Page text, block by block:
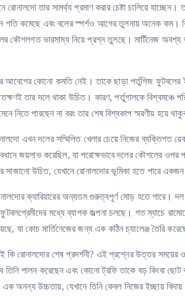
রোনালদো তার সামর্থ্য প্রমাণ করার চেষ্টা চালিয়ে
গতি কমেছে এবং বলের স্পর্শও আগের তুলনায় অনেক কম।
কৌশলগত ভারসাম্য নিয়ে প্রশ্ন তুলছে। মার্টিনেজ অবশ্য
আবেগের কোনো কমতি নেই। তাকে ছাড়া পর্তুগিজ
তার দলে থাকা উচিত। কারণ, পর্তুগালকে বিশ্বমঞ্চে
নিতে পারছেন না বরং তার শেষ বিশ্বকাপ স্মরণীয় হয়ে
এখন দলের সম্মিলিত খেলার চেয়ে নিজের ব্যক্তিগত
জয়লাভ করেছিল, যা পরোক্ষভাবে দলের কৌশলের
উচিত, যেখানে রোনালদোর ভূমিকা হতে পারে একজন
ক্যারিয়ারের অন্যতম গুরুত্বপূর্ণ মোড় হতে পারে।
মধ্যে ব্যাপক জল্পনা চলছে। গত ম্যাচে
যা কোচ মার্তিনেজের জন্য এক কঠিন চ্যালেঞ্জ তৈরি
কি রোনালদোর শেষ প্রদর্শনী? এই প্রশ্নের উত্তর
তিনি পালন করেছেন এবং কোনো ট্রফি তাকে বড় কিংবা
অনন্য উচ্চতায়, যেখানে তিনি কেবল নিজের ইচ্ছায় বিদায়